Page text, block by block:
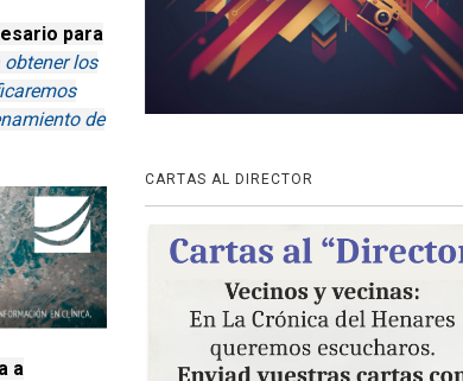
para
obtener los
de
a
CARTAS AL DIRECTOR